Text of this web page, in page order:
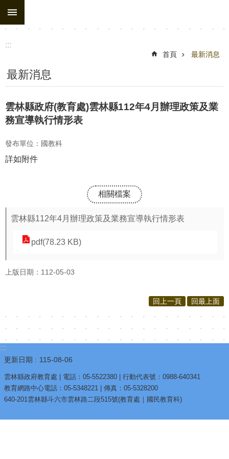
跳到主要內容區塊
:::
首頁 最新消息
最新消息
雲林縣政府(教育處)雲林縣112年4月辦理政策及業
務宣導執行情形表
發布單位：國教科
詳如附件
相關檔案
雲林縣112年4月辦理政策及業務宣導執行情形表
pdf(78.23 KB)
上版日期：112-05-03
回上一頁 回最上面
:::
更新日期 115-08-06
雲林縣政府教育處 | 電話：05-5522380 | 行動代表號：0988-640341
教育網路中心電話：05-5348221 | 傳真：05-5328200
640-201雲林縣斗六市雲林路二段515號(教育處｜國民教育科)